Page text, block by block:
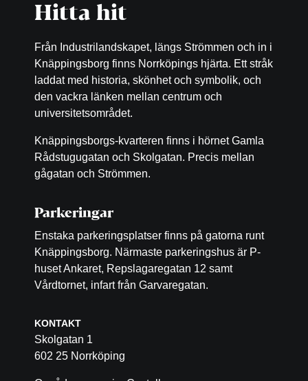
Hitta hit
Från Industrilandskapet, längs Strömmen och in i
Knäppingsborg finns Norrköpings hjärta. Ett stråk
laddat med historia, skönhet och symbolik, och
den vackra länken mellan centrum och
universitetsområdet.
Knäppingsborgs-kvarteren finns i hörnet Gamla
Rådstugugatan och Skolgatan. Precis mellan
gågatan och Strömmen.
Parkeringar
Enstaka parkeringsplatser finns på gatorna runt
Knäppingsborg. Närmaste parkeringshus är P-
huset Ankaret, Repslagaregatan 12 samt
Vårdtornet, infart från Garvaregatan.
KONTAKT
Skolgatan 1
602 25 Norrköping